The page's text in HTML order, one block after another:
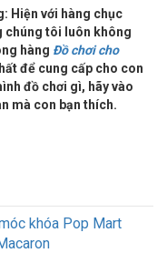
Hiện với hàng chục
chúng tôi luôn không
hàng Đồ chơi cho
để cung cấp cho con
đồ chơi gì, hãy vào
mà con bạn thích.
khóa Pop Mart